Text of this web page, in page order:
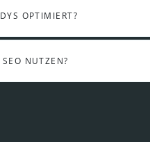
OPTIMIERT?
NUTZEN?